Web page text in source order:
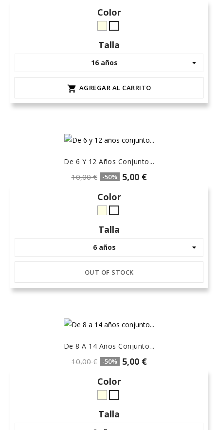
Color
crudo-
marfil
Blanco
Talla
 AGREGAR AL CARRITO
De 6 Y 12 Años Conjunto...
10,00 € -50%
5,00 €
Color
crudo-
marfil
Blanco
Talla
OUT OF STOCK
De 8 A 14 Años Conjunto...
10,00 € -50%
5,00 €
Color
crudo-
marfil
Blanco
Talla